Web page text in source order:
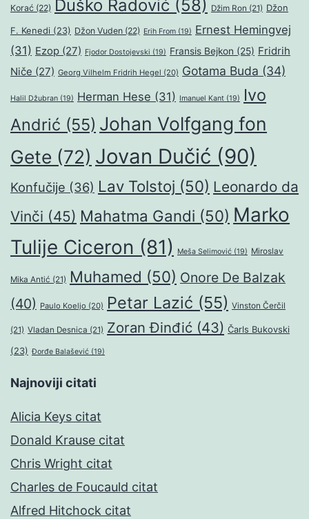
Korać (22) Duško Radović (58) Džim Ron (21) Džon
F. Kenedi (23) Džon Vuden (22) Erih From (19) Ernest Hemingvej
(31) Ezop (27) Fjodor Dostojevski (19) Fransis Bejkon (25) Fridrih
Niče (27) Georg Vilhelm Fridrih Hegel (20) Gotama Buda (34)
Halil Džubran (19) Herman Hese (31) Imanuel Kant (19)
Ivo
Andrić (55) Johan Volfgang fon
Gete (72) Jovan Dučić (90)
Konfučije (36) Lav Tolstoj (50) Leonardo da
Vinči (45) Mahatma Gandi (50) Marko
Tulije Ciceron (81) Meša Selimović (19) Miroslav
Mika Antić (21) Muhamed (50) Onore De Balzak
(40) Paulo Koeljo (20) Petar Lazić (55) Vinston Čerčil
(21) Vladan Desnica (21) Zoran Đinđić (43) Čarls Bukovski
(23) Đorđe Balašević (19)
Najnoviji citati
Alicia Keys citat
Donald Krause citat
Chris Wright citat
Charles de Foucauld citat
Alfred Hitchock citat